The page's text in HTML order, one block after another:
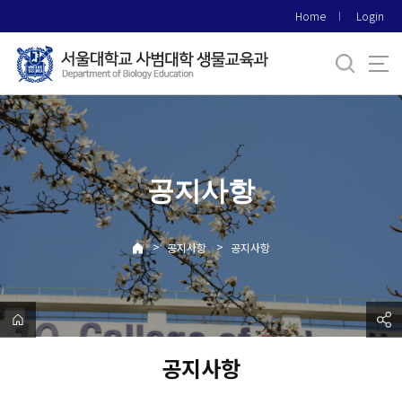
로
메
뉴
Home Login
공지사항
> 공지사항 > 공지사항
공지사항